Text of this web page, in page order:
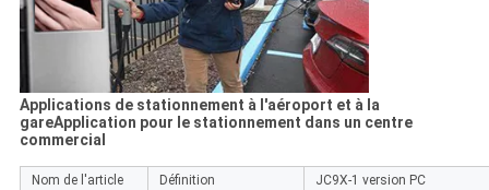
Applications de stationnement à l'aéroport et à la
gareApplication pour le stationnement dans un centre
commercial
Nom de l'article Définition JC9X-1 version PC